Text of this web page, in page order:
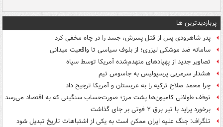
پربازدیدترین ها
پدر شاهرودی پس از قتل پسرش، جسد را در چاه مخفی کرد
سامانه ضد موشکی لیزری؛ از بلوف سیاسی تا واقعیت میدانی
تصاویر جدید از پهپادهای منهدم‌شده آمریکا توسط سپاه
هشدار سرمربی پرسپولیس به جاسوس تیم
چرا محمد صلاح ترکیه را به عربستان و آمریکا ترجیح داد
توقف طولانی کامیون‌ها پشت مرز؛ صورت‌حساب سنگینی که به اقتصاد می‌رسد
برخورد پراید با تیر برق ۲ فوتی بر جای گذاشت
تلگراف: جنگ علیه ایران ممکن است به یکی از اشتباهات تاریخ تبدیل شود